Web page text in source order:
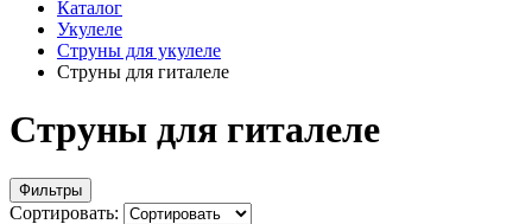
Каталог
Укулеле
Струны для укулеле
Струны для гиталеле
Струны для гиталеле
Фильтры
Сортировать: